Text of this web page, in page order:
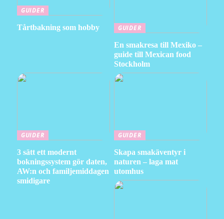
GUIDER
Tårtbakning som hobby GUIDER
En smakresa till Mexiko –
guide till Mexican food
Stockholm
GUIDER
3 sätt ett modernt
bokningssystem gör daten,
AW:n och familjemiddagen
smidigare
GUIDER
Skapa smakäventyr i
naturen – laga mat
utomhus